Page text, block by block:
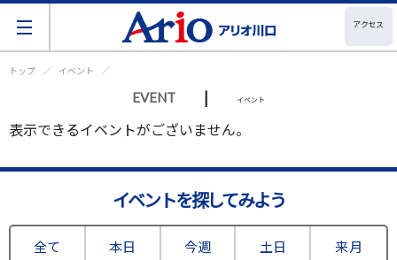
アクセス
トップ イベント
EVENT | イベント
表示できるイベントがございません。
イベントを探してみよう
全て 本日 今週 土日 来月